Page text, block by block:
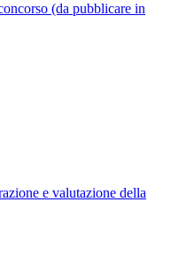
(da pubblicare in
e valutazione della